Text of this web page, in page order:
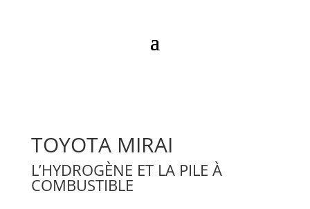
TOYOTA MIRAI
L’HYDROGÈNE ET LA PILE À
COMBUSTIBLE